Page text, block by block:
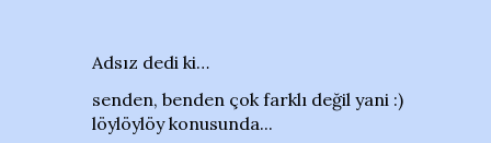
Adsız dedi ki…
senden, benden çok farklı değil yani :)
löylöylöy konusunda...